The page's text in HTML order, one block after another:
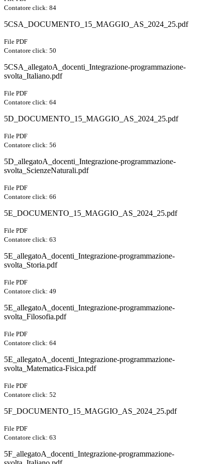
Contatore click: 84
5CSA_DOCUMENTO_15_MAGGIO_AS_2024_25.pdf
File PDF
Contatore click: 50
5CSA_allegatoA_docenti_Integrazione-programmazione-
svolta_Italiano.pdf
File PDF
Contatore click: 64
5D_DOCUMENTO_15_MAGGIO_AS_2024_25.pdf
File PDF
Contatore click: 56
5D_allegatoA_docenti_Integrazione-programmazione-
svolta_ScienzeNaturali.pdf
File PDF
Contatore click: 66
5E_DOCUMENTO_15_MAGGIO_AS_2024_25.pdf
File PDF
Contatore click: 63
5E_allegatoA_docenti_Integrazione-programmazione-
svolta_Storia.pdf
File PDF
Contatore click: 49
5E_allegatoA_docenti_Integrazione-programmazione-
svolta_Filosofia.pdf
File PDF
Contatore click: 64
5E_allegatoA_docenti_Integrazione-programmazione-
svolta_Matematica-Fisica.pdf
File PDF
Contatore click: 52
5F_DOCUMENTO_15_MAGGIO_AS_2024_25.pdf
File PDF
Contatore click: 63
5F_allegatoA_docenti_Integrazione-programmazione-